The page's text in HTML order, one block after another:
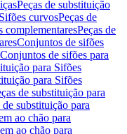
Peças de substituição
Sifões curvosPeças de
complementaresPeças de
Conjuntos de sifões
de sifões para
para Sifões
para Sifões
de substituição para
de substituição para
ao chão para
ao chão para